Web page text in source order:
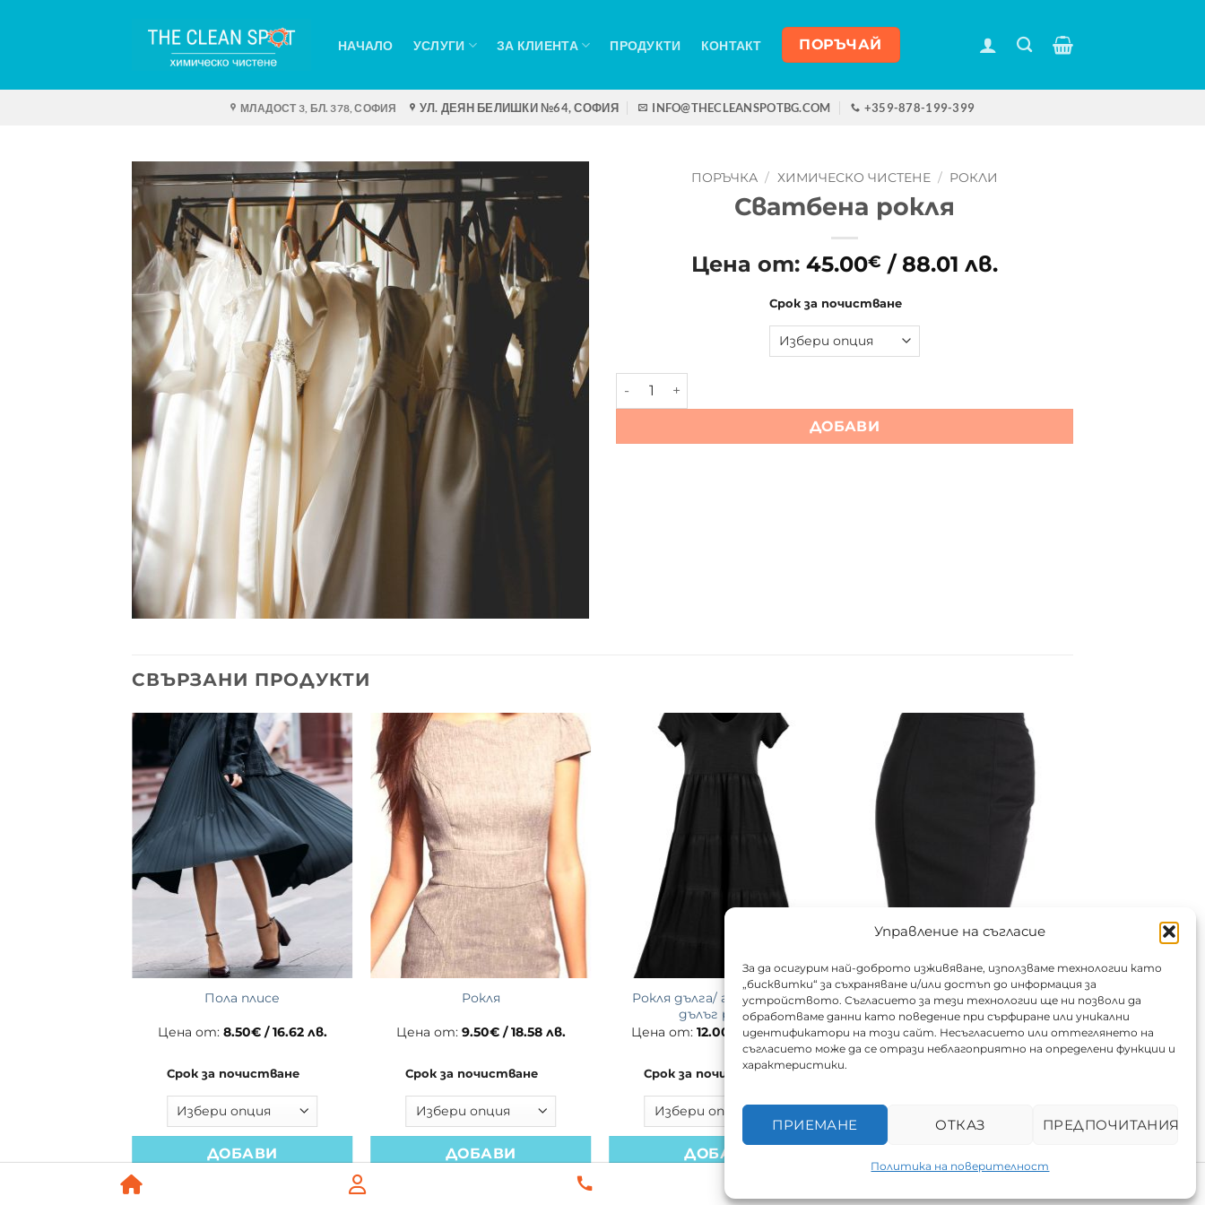
Управление на съгласие
За да осигурим най-доброто изживяване, използваме технологии като
„бисквитки“ за съхраняване и/или достъп до информация за
устройството. Съгласието за тези технологии ще ни позволи да
обработваме данни като поведение при сърфиране или уникални
идентификатори на този сайт. Несъгласието или оттеглянето на
съгласието може да се отрази неблагоприятно на определени функции и
характеристики.
ПРИЕМАНЕ ОТКАЗ ПРЕДПОЧИТАНИЯ
Политика на поверителност
НАЧАЛО УСЛУГИ ЗА КЛИЕНТА ПРОДУКТИ КОНТАКТ ПОРЪЧАЙ
МЛАДОСТ 3, БЛ. 378, СОФИЯ УЛ. ДЕЯН БЕЛИШКИ №64, СОФИЯ INFO@THECLEANSPOTBG.COM +359-878-199-399
ПОРЪЧКА / ХИМИЧЕСКО ЧИСТЕНЕ / РОКЛИ
Сватбена рокля
Цена от: 45.00€ / 88.01 лв.
Срок за почистване
количество за Сватбена рокля
ДОБАВИ
СВЪРЗАНИ ПРОДУКТИ
Пола плисе
Цена от: 8.50€/ 16.62 лв.
Срок за почистване
ДОБАВИ
Рокля
Цена от: 9.50€/ 18.58 лв.
Срок за почистване
ДОБАВИ
Рокля дълга/ гащеризон с
дълъг ръкав
Цена от: 12.00 / 23.47 лв.
Срок за почистване
ДОБАВИ
Пола
Цена от:6.50€/ 12.71 лв.